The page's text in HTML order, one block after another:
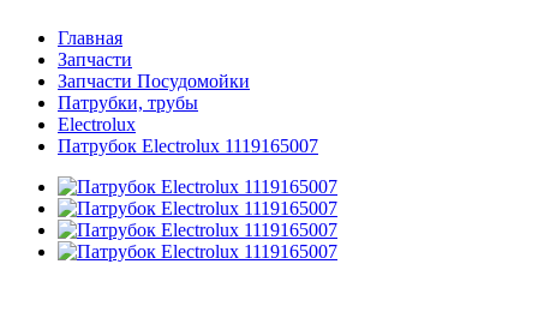
Главная
Запчасти
Запчасти Посудомойки
Патрубки, трубы
Electrolux
Патрубок Electrolux 1119165007